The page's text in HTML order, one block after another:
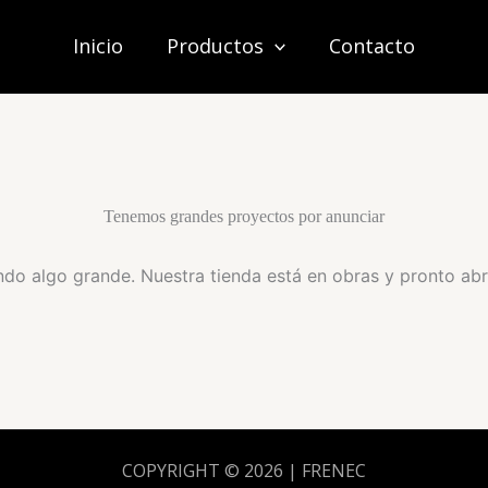
Inicio Productos Contacto
Tenemos grandes proyectos por anunciar
algo grande. Nuestra tienda está en obras y pronto
COPYRIGHT © 2026 | FRENEC